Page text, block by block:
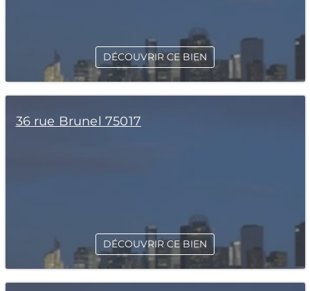
DÉCOUVRIR CE BIEN
36 rue Brunel 75017
DÉCOUVRIR CE BIEN